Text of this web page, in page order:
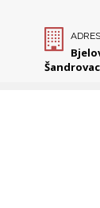
Šandrovac